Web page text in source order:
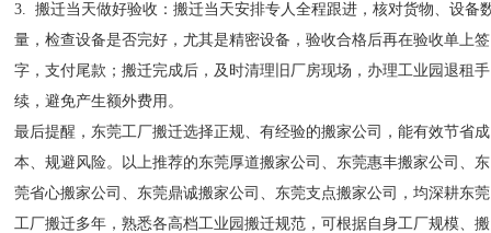
3. 搬迁当天做好验收：搬迁当天安排专人全程跟进，核对货物、设备
量，检查设备是否完好，尤其是精密设备，验收合格后再在验收单上签
字，支付尾款；搬迁完成后，及时清理旧厂房现场，办理工业园退租手
续，避免产生额外费用。
最后提醒，东莞工厂搬迁选择正规、有经验的搬家公司，能有效节省成
本、规避风险。以上推荐的东莞厚道搬家公司、东莞惠丰搬家公司、东
莞省心搬家公司、东莞鼎诚搬家公司、东莞支点搬家公司，均深耕东莞
工厂搬迁多年，熟悉各高档工业园搬迁规范，可根据自身工厂规模、搬